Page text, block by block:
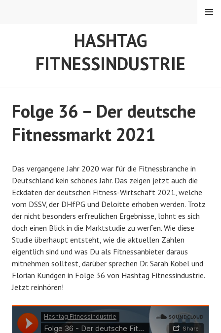
HASHTAG
FITNESSINDUSTRIE
MENÜ
Folge 36 – Der deutsche
Fitnessmarkt 2021
e
r
ö
f
f
e
n
t
l
i
c
o
n
A
B
e
c
h
l
e
r
Das vergangene Jahr 2020 war für die Fitnessbranche in
Deutschland kein schönes Jahr. Das zeigen jetzt auch die
Eckdaten der deutschen Fitness-Wirtschaft 2021, welche
vom DSSV, der DHfPG und Deloitte erhoben werden. Trotz
der nicht besonders erfreulichen Ergebnisse, lohnt es sich
doch einen Blick in die Marktstudie zu werfen. Wie diese
Studie überhaupt entsteht, wie die aktuellen Zahlen
eigentlich sind und was Du als Fitnessanbieter daraus
mitnehmen solltest, darüber sprechen Dr. Sarah Kobel und
Florian Kündgen in Folge 36 von Hashtag Fitnessindustrie.
Jetzt reinhören!